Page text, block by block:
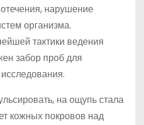
нарушение
организма.
тактики ведения
забор проб для
исследования.
на ощупь стала
кожных покровов над